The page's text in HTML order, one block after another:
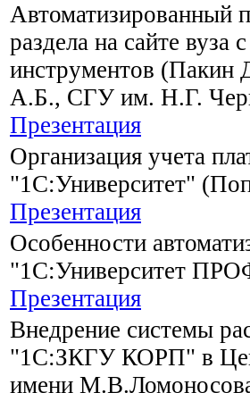
Автоматизированный
раздела на сайте
инструментов (Пакин
А.Б., СГУ им. Н.Г.
Презентация
Организация учета
"1С:Университет"
Презентация
Особенности
"1С:Университет
Презентация
Внедрение системы
"1С:ЗКГУ КОРП" в
имени